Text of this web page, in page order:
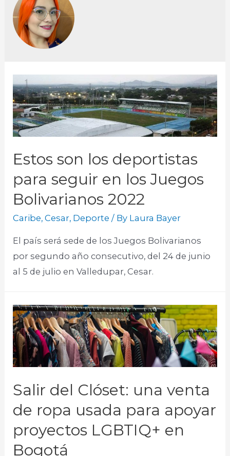
Estos son los deportistas
para seguir en los Juegos
Bolivarianos 2022
Caribe,Cesar, Deporte / By Laura Bayer
El país será sede de los Juegos Bolivarianos
por segundo año consecutivo, del 24 de junio
al 5 de julio en Valledupar, Cesar.
Salir del Clóset: una venta
de ropa usada para apoyar
proyectos LGBTIQ+ en
Bogotá